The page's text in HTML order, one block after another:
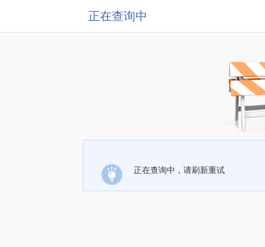
正在查询中
正在查询中，请刷新重试